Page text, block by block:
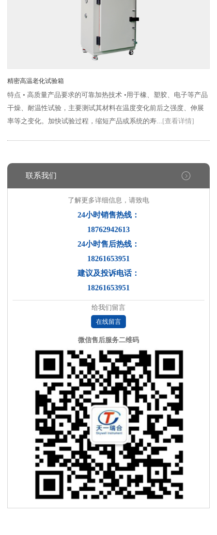
精密高温老化试验箱
特点 • 高质量产品要求的可靠加热技术 •用于橡、塑胶、电子等产品
干燥、耐温性试验，主要测试其材料在温度变化前后之强度、伸展
率等之变化。加快试验过程，缩短产品或系统的寿... [查看详情]
联系我们
了解更多详细信息，请致电
24小时销售热线：
18762942613
24小时售后热线：
18261653951
建议及投诉电话：
18261653951
给我们留言
在线留言
微信售后服务二维码